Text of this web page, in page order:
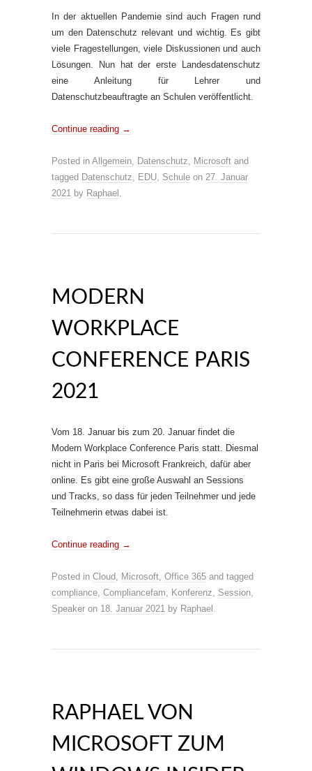
In der aktuellen Pandemie sind auch Fragen rund
um den Datenschutz relevant und wichtig. Es gibt
viele Fragestellungen, viele Diskussionen und auch
Lösungen. Nun hat der erste Landesdatenschutz
eine Anleitung für Lehrer und
Datenschutzbeauftragte an Schulen veröffentlicht.
Continue reading →
Posted in Allgemein, Datenschutz, Microsoft and
tagged Datenschutz, EDU, Schule on 27. Januar
2021 by Raphael .
MODERN
WORKPLACE
CONFERENCE PARIS
2021
Vom 18. Januar bis zum 20. Januar findet die
Modern Workplace Conference Paris statt. Diesmal
nicht in Paris bei Microsoft Frankreich, dafür aber
online. Es gibt eine große Auswahl an Sessions
und Tracks, so dass für jeden Teilnehmer und jede
Teilnehmerin etwas dabei ist.
Continue reading →
Posted in Cloud, Microsoft, Office 365 and tagged
compliance, Compliancefam, Konferenz, Session,
Speaker on 18. Januar 2021 by Raphael .
RAPHAEL VON
MICROSOFT ZUM